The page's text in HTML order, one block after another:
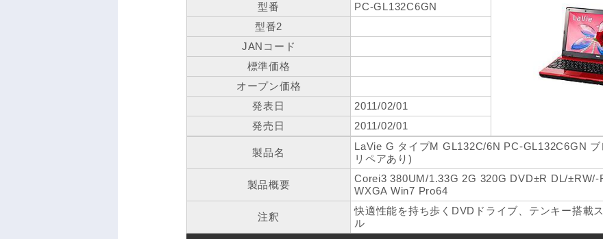
型番
PC-GL132C6GN
型番2
JANコード
標準価格
オープン価格
発表日
2011/02/01
発売日
2011/02/01
製品名
LaVie G タイプM GL132C/6N PC-GL132C6GN
リペアあり)
製品概要
Corei3 380UM/1.33G 2G 320G DVD±R DL/
WXGA Win7 Pro64
注釈
快適性能を持ち歩くDVDドライブ、テンキー搭載
ル